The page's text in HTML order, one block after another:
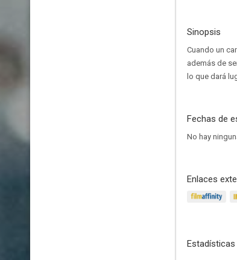
Sinopsis
Cuando un
además de
lo que dará
Fechas de
No hay
Enlaces
Estadísticas